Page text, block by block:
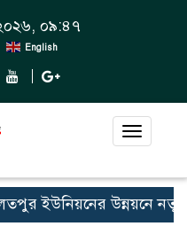
০৯:৪৭
English
Toggle
ইউনিয়নের উন্নয়নে নতুন